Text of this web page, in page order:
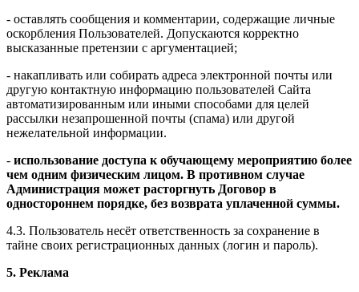
- оставлять сообщения и комментарии, содержащие личные
оскорбления Пользователей. Допускаются корректно
высказанные претензии с аргументацией;
- накапливать или собирать адреса электронной почты или
другую контактную информацию пользователей Сайта
автоматизированным или иными способами для целей
рассылки незапрошенной почты (спама) или другой
нежелательной информации.
- использование доступа к обучающему мероприятию более
чем одним физическим лицом. В противном случае
Администрация может расторгнуть Договор в
одностороннем порядке, без возврата уплаченной суммы.
4.3. Пользователь несёт ответственность за сохранение в
тайне своих регистрационных данных (логин и пароль).
5. Реклама